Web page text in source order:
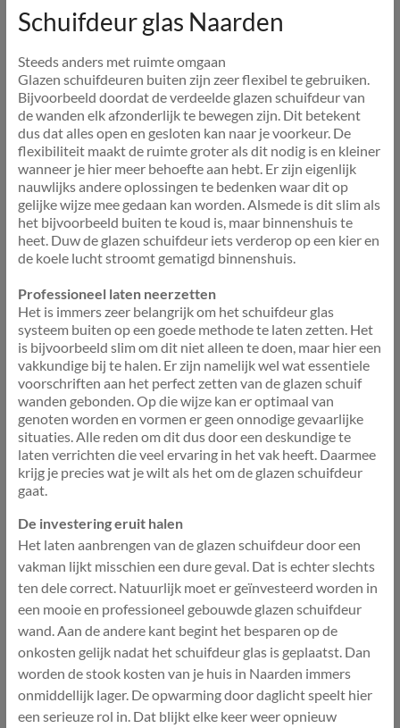
Schuifdeur glas Naarden
Steeds anders met ruimte omgaan
Glazen schuifdeuren buiten zijn zeer flexibel te gebruiken.
Bijvoorbeeld doordat de verdeelde glazen schuifdeur van
de wanden elk afzonderlijk te bewegen zijn. Dit betekent
dus dat alles open en gesloten kan naar je voorkeur. De
flexibiliteit maakt de ruimte groter als dit nodig is en kleiner
wanneer je hier meer behoefte aan hebt. Er zijn eigenlijk
nauwlijks andere oplossingen te bedenken waar dit op
gelijke wijze mee gedaan kan worden. Alsmede is dit slim als
het bijvoorbeeld buiten te koud is, maar binnenshuis te
heet. Duw de glazen schuifdeur iets verderop op een kier en
de koele lucht stroomt gematigd binnenshuis.
Professioneel laten neerzetten
Het is immers zeer belangrijk om het schuifdeur glas
systeem buiten op een goede methode te laten zetten. Het
is bijvoorbeeld slim om dit niet alleen te doen, maar hier een
vakkundige bij te halen. Er zijn namelijk wel wat essentiele
voorschriften aan het perfect zetten van de glazen schuif
wanden gebonden. Op die wijze kan er optimaal van
genoten worden en vormen er geen onnodige gevaarlijke
situaties. Alle reden om dit dus door een deskundige te
laten verrichten die veel ervaring in het vak heeft. Daarmee
krijg je precies wat je wilt als het om de glazen schuifdeur
gaat.
De investering eruit halen
Het laten aanbrengen van de glazen schuifdeur door een
vakman lijkt misschien een dure geval. Dat is echter slechts
ten dele correct. Natuurlijk moet er geïnvesteerd worden in
een mooie en professioneel gebouwde glazen schuifdeur
wand. Aan de andere kant begint het besparen op de
onkosten gelijk nadat het schuifdeur glas is geplaatst. Dan
worden de stook kosten van je huis in Naarden immers
onmiddellijk lager. De opwarming door daglicht speelt hier
een serieuze rol in. Dat blijkt elke keer weer opnieuw